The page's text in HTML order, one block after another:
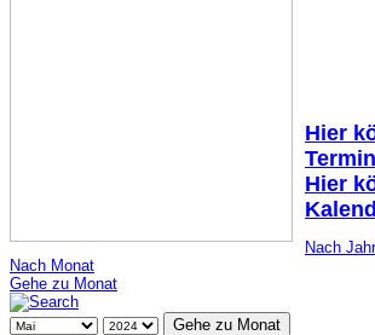
Hier
Hier
Nach Jahr
Nach Monat
Gehe zu Monat
Gehe zu Monat